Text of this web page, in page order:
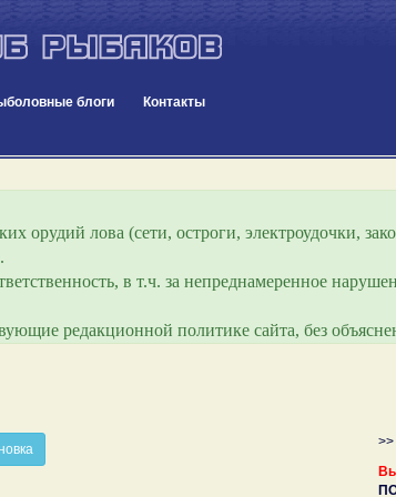
блоги Контакты
орудий лова (сети, остроги, электроудочки,
в т.ч. за непреднамеренное
редакционной политике сайта, без